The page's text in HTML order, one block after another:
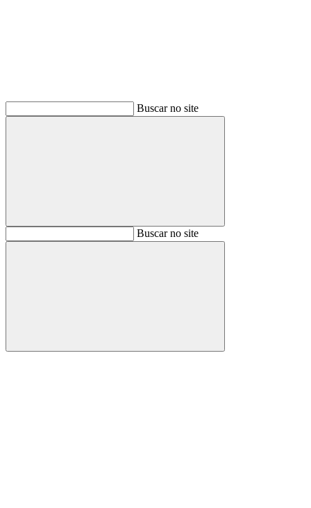
Buscar no site
BuscarBuscar no site
Buscar